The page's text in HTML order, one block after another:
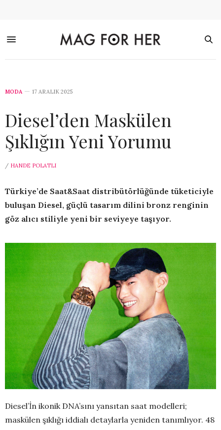
MODA 17 ARALIK 2025
Diesel’den Maskülen
Şıklığın Yeni Yorumu
/ HANDE POLATLI
Türkiye’de Saat&Saat distribütörlüğünde tüketiciyle
buluşan Diesel, güçlü tasarım dilini bronz renginin
göz alıcı stiliyle yeni bir seviyeye taşıyor.
Diesel’İn ikonik DNA’sını yansıtan saat modelleri;
maskülen şıklığı iddialı detaylarla yeniden tanımlıyor. 48